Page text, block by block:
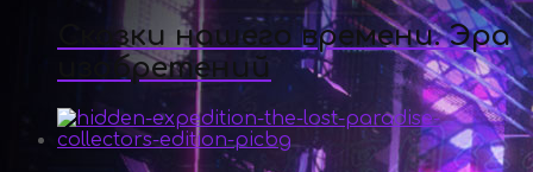
Сказки нашего времени. Эра
изобретений